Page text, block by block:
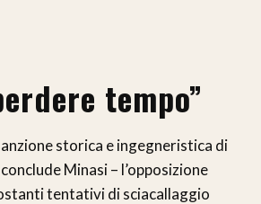
tempo”
storica e ingegneristica di
Minasi – l’opposizione
tentativi di sciacallaggio